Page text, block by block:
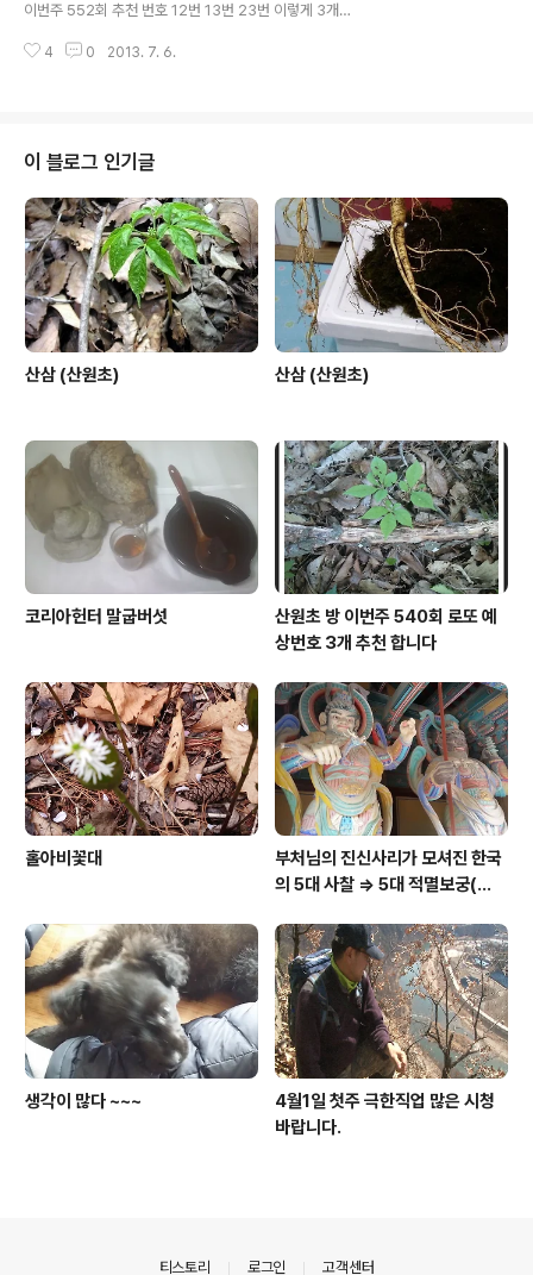
이번주 552회 추천 번호 12번 13번 23번 이렇게 3개를
적표 산원초방 547회 추천 번호3개중 1개가 나왔읍니다
회 추천 번호3개중 1개가 나왔읍니다 산원초방 552회 추
천 번호3개중 1개가 나왔읍니다 산원초방 553회 추천 번
호3개중 0개가 나왔읍니다 산원초방 554회 추전 번호3
개중 0개가 나왔읍니다 13 14 17 32 41 42 보너스 6 당
첨금액조회, 당첨판매점
4 0 2013. 7. 6.
이 블로그 인기글
산삼 (산원초) 산삼 (산원초)
코리아헌터 말굽버섯
산원초 방 이번주 540회 로또 예
상번호 3개 추천 합니다
홀아비꽃대
부처님의 진신사리가 모셔진 한국
의 5대 사찰 => 5대 적멸보궁(寂
생각이 많다 ~~~
4월1일 첫주 극한직업 많은 시청
바랍니다.
티스토리 로그인 고객센터